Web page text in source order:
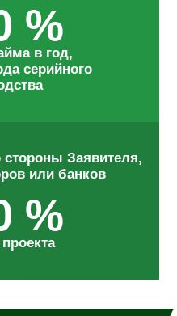
%
в год,
серийного
Заявителя,
или банков
%